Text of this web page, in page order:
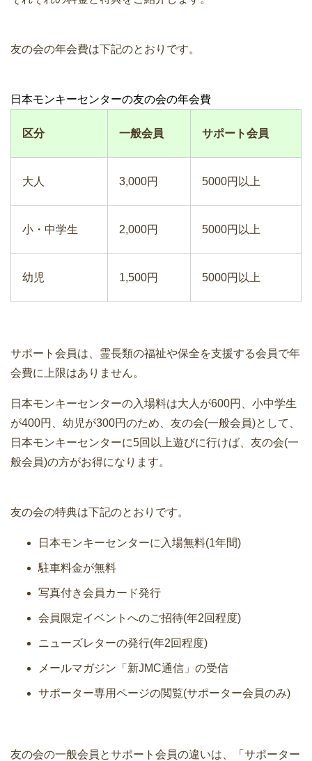
友の会の年会費は下記のとおりです。
日本モンキーセンターの友の会の年会費
区分 一般会員 サポート会員
大人 3,000円 5000円以上
小・中学生 2,000円 5000円以上
幼児 1,500円 5000円以上
サポート会員は、霊長類の福祉や保全を支援する会員で年
会費に上限はありません。
日本モンキーセンターの入場料は大人が600円、小中学生
が400円、幼児が300円のため、友の会(一般会員)として、
日本モンキーセンターに5回以上遊びに行けば、友の会(一
般会員)の方がお得になります。
友の会の特典は下記のとおりです。
日本モンキーセンターに入場無料(1年間)
駐車料金が無料
写真付き会員カード発行
会員限定イベントへのご招待(年2回程度)
ニューズレターの発行(年2回程度)
メールマガジン「新JMC通信」の受信
サポーター専用ページの閲覧(サポーター会員のみ)
友の会の一般会員とサポート会員の違いは、「サポーター